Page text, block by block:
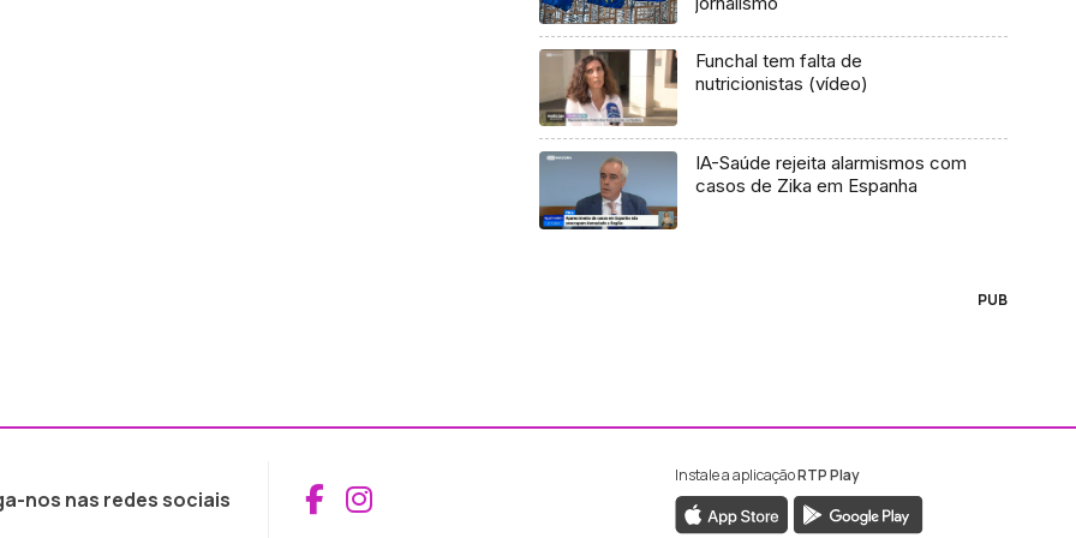
Funchal tem falta de
nutricionistas (vídeo)
IA-Saúde rejeita alarmismos com
casos de Zika em Espanha
PUB
nos nas redes sociais Aceder ao Facebook da RTP Madeira
Aceder ao Instagram da RTP Madeira
Instale a aplicaçãoRTP Play